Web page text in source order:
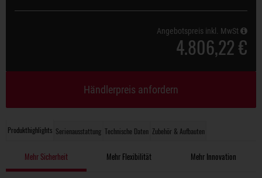
Produkthighlights Serienausstattung Technische Daten Zubehör & Aufbauten
Mehr Sicherheit Mehr Flexibilität Mehr Innovation
Angebotspreis inkl. MwSt
4.806,22 €
Händlerpreis anfordern